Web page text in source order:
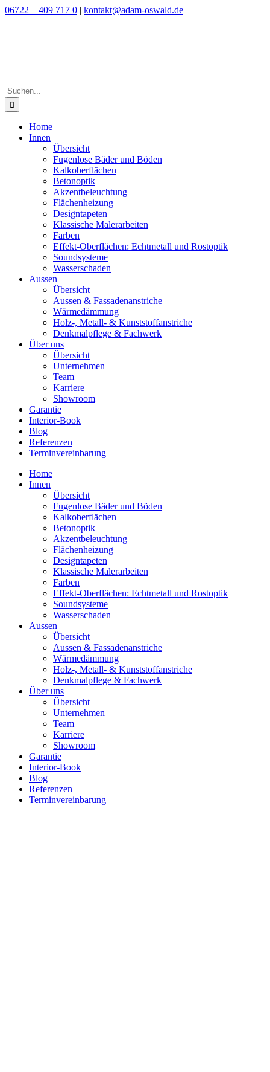
Zum
06722 – 409 717 0 | kontakt@adam-oswald.de
Suche
nach:
Home
Innen
Übersicht
Fugenlose Bäder und Böden
Kalkoberflächen
Betonoptik
Akzentbeleuchtung
Flächenheizung
Designtapeten
Klassische Malerarbeiten
Farben
Effekt-Oberflächen: Echtmetall und Rostoptik
Soundsysteme
Wasserschaden
Aussen
Übersicht
Aussen & Fassadenanstriche
Wärmedämmung
Holz-, Metall- & Kunststoffanstriche
Denkmalpflege & Fachwerk
Über uns
Übersicht
Unternehmen
Team
Karriere
Showroom
Garantie
Interior-Book
Blog
Referenzen
Terminvereinbarung
Home
Innen
Übersicht
Fugenlose Bäder und Böden
Kalkoberflächen
Betonoptik
Akzentbeleuchtung
Flächenheizung
Designtapeten
Klassische Malerarbeiten
Farben
Effekt-Oberflächen: Echtmetall und Rostoptik
Soundsysteme
Wasserschaden
Aussen
Übersicht
Aussen & Fassadenanstriche
Wärmedämmung
Holz-, Metall- & Kunststoffanstriche
Denkmalpflege & Fachwerk
Über uns
Übersicht
Unternehmen
Team
Karriere
Showroom
Garantie
Interior-Book
Blog
Referenzen
Terminvereinbarung